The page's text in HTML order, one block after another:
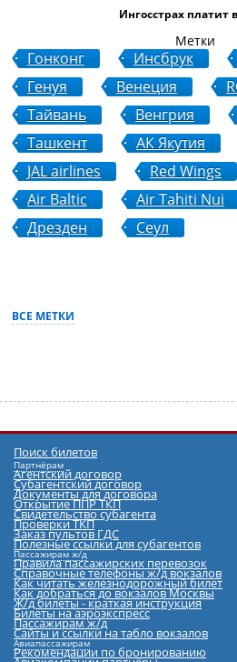
Ингосстрах платит
Метки
Гонконг Инсбрук
Генуя
Венеция
Тайвань
Венгрия
Ташкент
АК Якутия
JAL airlines
Red Wings
Air Baltic
Air Tahiti Nui
Дрезден
Сеул
ВСЕ МЕТКИ
Поиск билетов
Партнёрам
Агентский договор
Субагентский договор
Документы для договора
Открытие ППР ТКП
Cвидетельство субагента
Проверки ТКП
Заказ пультов ГДС
Полезные ссылки для субагентов
Пассажирам ж/д
Правила пассажирских перевозок
Справочные телефоны ж/д вокзалов
Как читать железнодорожный билет
Как добраться до вокзалов Москвы
Ж/д билеты - краткая инструкция
Билеты на аэроэкспресс
Пассажирам ж/д
Сайты и ссылки на табло вокзалов
Авиапассажирам
Рекомендации по бронированию